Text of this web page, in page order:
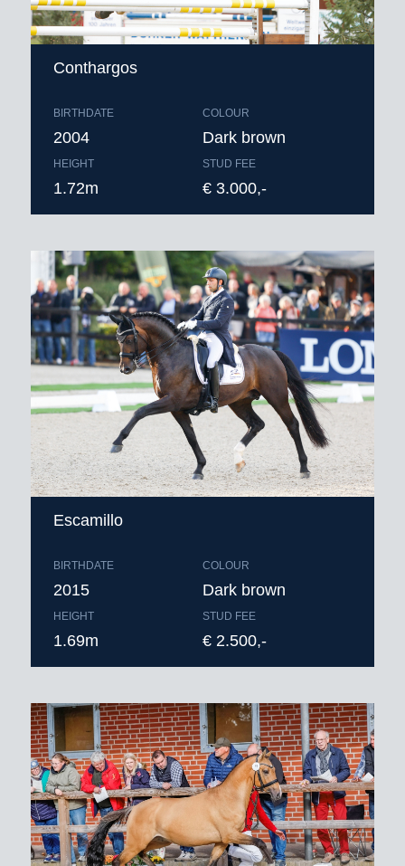
Conthargos
BIRTHDATE
2004
HEIGHT
1.72m
COLOUR
Dark brown
STUD FEE
€ 3.000,-
Escamillo
BIRTHDATE
2015
HEIGHT
1.69m
COLOUR
Dark brown
STUD FEE
€ 2.500,-